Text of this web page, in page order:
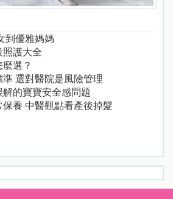
到優雅媽媽
照護大全
選？
選對醫院是風險管理
的寶寶安全感問題
養 中醫觀點看產後掉髮